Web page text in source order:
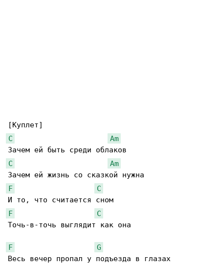
C
Am
C
Am
F
C
F
C
Точь-в-точь выглядит как она
F
G
Весь вечер пропал у подъезда в глазах